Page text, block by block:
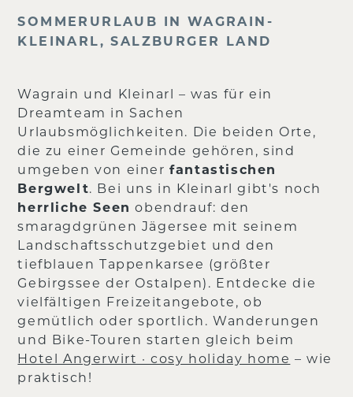
SOMMERURLAUB IN WAGRAIN-
KLEINARL, SALZBURGER LAND
Wagrain und Kleinarl – was für ein
Dreamteam in Sachen
Urlaubsmöglichkeiten. Die beiden Orte,
die zu einer Gemeinde gehören, sind
umgeben von einerfantastischen
Bergwelt. Bei uns in Kleinarl gibt's noch
herrliche Seen obendrauf: den
smaragdgrünen Jägersee mit seinem
Landschaftsschutzgebiet und den
tiefblauen Tappenkarsee (größter
Gebirgssee der Ostalpen). Entdecke die
vielfältigen Freizeitangebote, ob
gemütlich oder sportlich. Wanderungen
und Bike-Touren starten gleich beim
Hotel Angerwirt · cosy holiday home – wie
praktisch!